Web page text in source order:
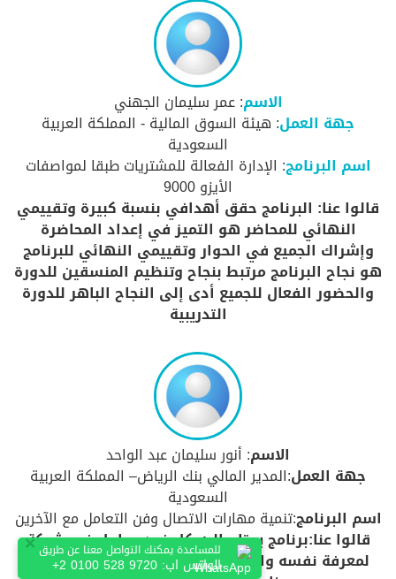
الاسم: عمر سليمان الجهني
جهة العمل: هيئة السوق المالية - المملكة العربية
السعودية
اسم البرنامج: الإدارة الفعالة للمشتريات طبقا لمواصفات
الأيزو 9000
قالوا عنا: البرنامج حقق أهدافي بنسبة كبيرة وتقييمي
النهائي للمحاضر هو التميز في إعداد المحاضرة
وإشراك الجميع في الحوار وتقييمي النهائي للبرنامج
هو نجاح البرنامج مرتبط بنجاح وتنظيم المنسقين للدورة
والحضور الفعال للجميع أدى إلى النجاح الباهر للدورة
التدريبية
الاسم: أنور سليمان عبد الواحد
جهة العمل:المدير المالي بنك الرياض– المملكة العربية
السعودية
اسم البرنامج:تنمية مهارات الاتصال وفن التعامل مع الآخرين
قالوا عنا:برنامج يحتاج إليه كل فرد وعامل فى شركة
لمعرفة نفسه والآخرين وكيفية التعامل معهم فهو×للمساعدة يمكنك التواصل معنا عن طريق
الواتس اب: +2 0100 528 9720